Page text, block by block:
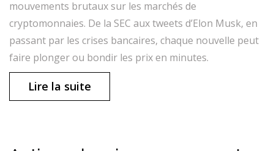
mouvements brutaux sur les marchés de
cryptomonnaies. De la SEC aux tweets d’Elon Musk, en
passant par les crises bancaires, chaque nouvelle peut
faire plonger ou bondir les prix en minutes.
Lire la suite